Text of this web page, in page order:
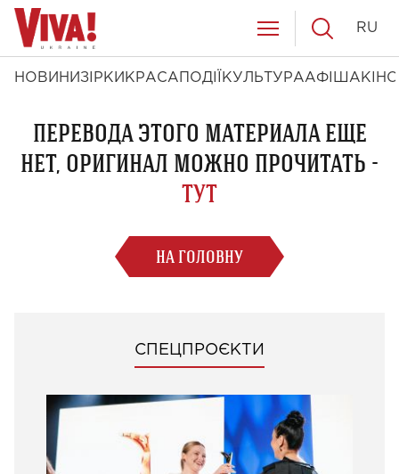
НОВИНИ ЗІРКИ КРАСА ПОДІЇ КУЛЬТУРААФІША КІНО
RU
ПЕРЕВОДА ЭТОГО МАТЕРИАЛА ЕЩЕ
НЕТ, ОРИГИНАЛ МОЖНО ПРОЧИТАТЬ -
ТУТ
НА ГОЛОВНУ
СПЕЦПРОЄКТИ